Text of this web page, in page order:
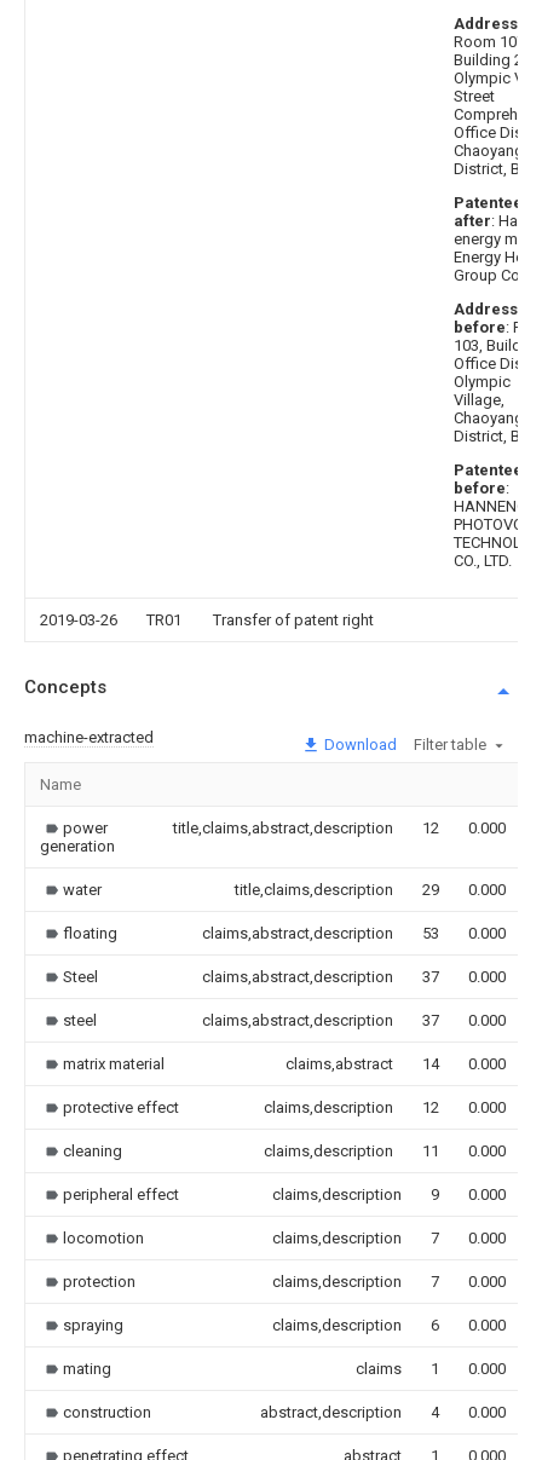
Address
Room 107,
Building 2,
Olympic
Street
Office
Chaoyang
District,
Patentee
after: Han
energy
Energy
Group Co.,
Address
before:
103,
Office
Olympic
Village,
Chaoyang
District,
Patentee
before:
HANNENG
CO., LTD.
2019-03-26 TR01 Transfer of patent right
Concepts
machine-extracted Download Filter table
Name
power
generation
title,claims,abstract,description 12 0.000
water title,claims,description 29 0.000
floating claims,abstract,description 53 0.000
Steel claims,abstract,description 37 0.000
steel claims,abstract,description 37 0.000
matrix material claims,abstract 14 0.000
protective effect claims,description 12 0.000
cleaning claims,description 11 0.000
peripheral effect claims,description 9 0.000
locomotion claims,description 7 0.000
protection claims,description 7 0.000
spraying claims,description 6 0.000
mating claims 1 0.000
construction abstract,description 4 0.000
penetrating effect abstract 1 0.000